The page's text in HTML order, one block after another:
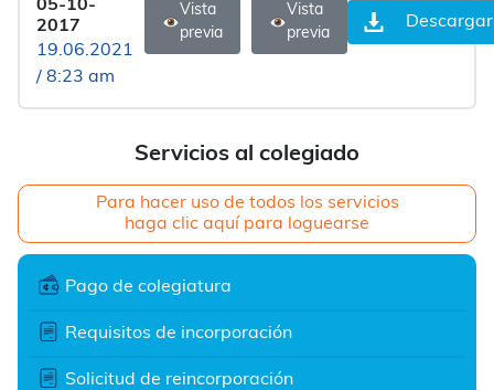
Servicios al colegiado
Para hacer uso de todos los servicios
haga clic aquí para loguearse
Pago de colegiatura
Requisitos de incorporación
Solicitud de reincorporación
05-10-
2017
19.06.2021
/ 8:23 am
Vista
previa
Vista
previa
Descargar